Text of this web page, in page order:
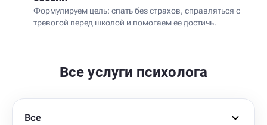
Формулируем цель: спать без страхов, справляться с
тревогой перед школой и помогаем ее достичь.
Все услуги психолога
Все